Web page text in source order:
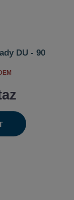
DU - 90
Snížit